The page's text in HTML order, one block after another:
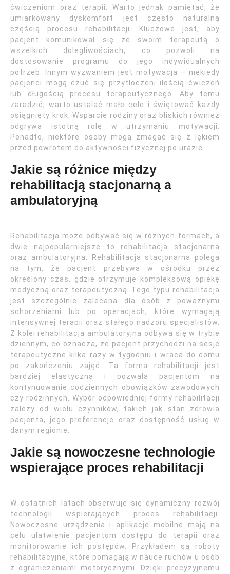
ćwiczeniom oraz terapii. Warto jednak pamiętać, że
umiarkowany dyskomfort jest często naturalną
częścią procesu rehabilitacji. Kluczowe jest, aby
pacjent komunikował się ze swoim terapeutą o
wszelkich dolegliwościach, co pozwoli na
dostosowanie programu do jego indywidualnych
potrzeb. Innym wyzwaniem jest motywacja – niekiedy
pacjenci mogą czuć się przytłoczeni ilością ćwiczeń
lub długością procesu terapeutycznego. Aby temu
zaradzić, warto ustalać małe cele i świętować każdy
osiągnięty krok. Wsparcie rodziny oraz bliskich również
odgrywa istotną rolę w utrzymaniu motywacji.
Ponadto, niektóre osoby mogą zmagać się z lękiem
przed powrotem do aktywności fizycznej po urazie.
Jakie są różnice między
rehabilitacją stacjonarną a
ambulatoryjną
Rehabilitacja może odbywać się w różnych formach, a
dwie najpopularniejsze to rehabilitacja stacjonarna
oraz ambulatoryjna. Rehabilitacja stacjonarna polega
na tym, że pacjent przebywa w ośrodku przez
określony czas, gdzie otrzymuje kompleksową opiekę
medyczną oraz terapeutyczną. Tego typu rehabilitacja
jest szczególnie zalecana dla osób z poważnymi
schorzeniami lub po operacjach, które wymagają
intensywnej terapii oraz stałego nadzoru specjalistów.
Z kolei rehabilitacja ambulatoryjna odbywa się w trybie
dziennym, co oznacza, że pacjent przychodzi na sesje
terapeutyczne kilka razy w tygodniu i wraca do domu
po zakończeniu zajęć. Ta forma rehabilitacji jest
bardziej elastyczna i pozwala pacjentom na
kontynuowanie codziennych obowiązków zawodowych
czy rodzinnych. Wybór odpowiedniej formy rehabilitacji
zależy od wielu czynników, takich jak stan zdrowia
pacjenta, jego preferencje oraz dostępność usług w
danym regionie.
Jakie są nowoczesne technologie
wspierające proces rehabilitacji
W ostatnich latach obserwuje się dynamiczny rozwój
technologii wspierających proces rehabilitacji.
Nowoczesne urządzenia i aplikacje mobilne mają na
celu ułatwienie pacjentom dostępu do terapii oraz
monitorowanie ich postępów. Przykładem są roboty
rehabilitacyjne, które pomagają w nauce ruchów u osób
z ograniczeniami motorycznymi. Dzięki precyzyjnemu